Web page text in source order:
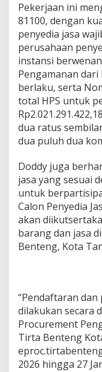
Pekerjaan ini
81100, dengan
penyedia jasa
perusahaan
instansi
Pengamanan dari
berlaku, serta
total HPS untuk
dua ratus
dua puluh dua
Doddy juga
jasa yang sesuai
untuk
Calon Penyedia
akan
barang dan jasa
Benteng, Kota
“Pendaftaran
dilakukan secara
Procurement
Tirta Benteng
2026 hingga 27